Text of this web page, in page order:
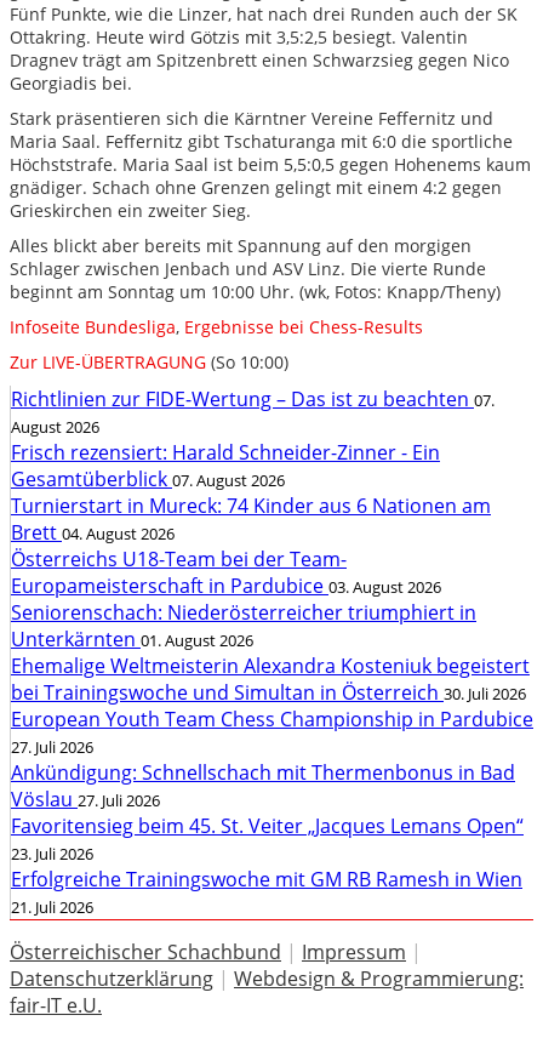
Fünf Punkte, wie die Linzer, hat nach drei Runden auch der SK
Ottakring. Heute wird Götzis mit 3,5:2,5 besiegt. Valentin
Dragnev trägt am Spitzenbrett einen Schwarzsieg gegen Nico
Georgiadis bei.
Stark präsentieren sich die Kärntner Vereine Feffernitz und
Maria Saal. Feffernitz gibt Tschaturanga mit 6:0 die sportliche
Höchststrafe. Maria Saal ist beim 5,5:0,5 gegen Hohenems kaum
gnädiger. Schach ohne Grenzen gelingt mit einem 4:2 gegen
Grieskirchen ein zweiter Sieg.
Alles blickt aber bereits mit Spannung auf den morgigen
Schlager zwischen Jenbach und ASV Linz. Die vierte Runde
beginnt am Sonntag um 10:00 Uhr. (wk, Fotos: Knapp/Theny)
Infoseite Bundesliga, Ergebnisse bei Chess-Results
Zur LIVE-ÜBERTRAGUNG (So 10:00)
Richtlinien zur FIDE-Wertung – Das ist zu beachten 07.
August 2026
Frisch rezensiert: Harald Schneider-Zinner - Ein
Gesamtüberblick 07. August 2026
Turnierstart in Mureck: 74 Kinder aus 6 Nationen am
Brett 04. August 2026
Österreichs U18-Team bei der Team-
Europameisterschaft in Pardubice 03. August 2026
Seniorenschach: Niederösterreicher triumphiert in
Unterkärnten 01. August 2026
Ehemalige Weltmeisterin Alexandra Kosteniuk begeistert
bei Trainingswoche und Simultan in Österreich 30. Juli 2026
European Youth Team Chess Championship in Pardubice
27. Juli 2026
Ankündigung: Schnellschach mit Thermenbonus in Bad
Vöslau 27. Juli 2026
Favoritensieg beim 45. St. Veiter „Jacques Lemans Open“
23. Juli 2026
Erfolgreiche Trainingswoche mit GM RB Ramesh in Wien
21. Juli 2026
Österreichischer Schachbund | Impressum |
Datenschutzerklärung | Webdesign & Programmierung:
fair-IT e.U.